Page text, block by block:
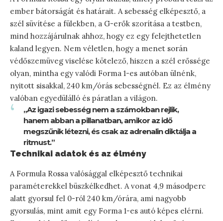
ember bátorságát és határait. A sebesség elképesztő, a
szél süvítése a fülekben, a G-erők szorítása a testben,
mind hozzájárulnak ahhoz, hogy ez egy felejthetetlen
kaland legyen. Nem véletlen, hogy a menet során
védőszemüveg viselése kötelező, hiszen a szél erőssége
olyan, mintha egy valódi Forma 1-es autóban ülnénk,
nyitott sisakkal, 240 km/órás sebességnél. Ez az élmény
valóban egyedülálló és páratlan a világon.
„Az igazi sebesség nem a számokban rejlik,
hanem abban a pillanatban, amikor az idő
megszűnik létezni, és csak az adrenalin diktálja a
ritmust.”
Technikai adatok és az élmény
A Formula Rossa valósággal elképesztő technikai
paraméterekkel büszkélkedhet. A vonat 4,9 másodperc
alatt gyorsul fel 0-ról 240 km/órára, ami nagyobb
gyorsulás, mint amit egy Forma 1-es autó képes elérni.